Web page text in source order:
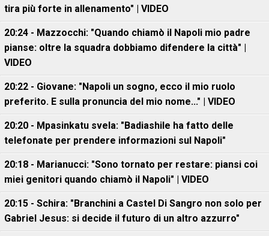
tira più forte in allenamento" | VIDEO
20:24 - Mazzocchi: "Quando chiamò il Napoli mio padre
pianse: oltre la squadra dobbiamo difendere la città" |
VIDEO
20:22 - Giovane: "Napoli un sogno, ecco il mio ruolo
preferito. E sulla pronuncia del mio nome..." | VIDEO
20:20 - Mpasinkatu svela: "Badiashile ha fatto delle
telefonate per prendere informazioni sul Napoli"
20:18 - Marianucci: "Sono tornato per restare: piansi coi
miei genitori quando chiamò il Napoli" | VIDEO
20:15 - Schira: "Branchini a Castel Di Sangro non solo per
Gabriel Jesus: si decide il futuro di un altro azzurro"